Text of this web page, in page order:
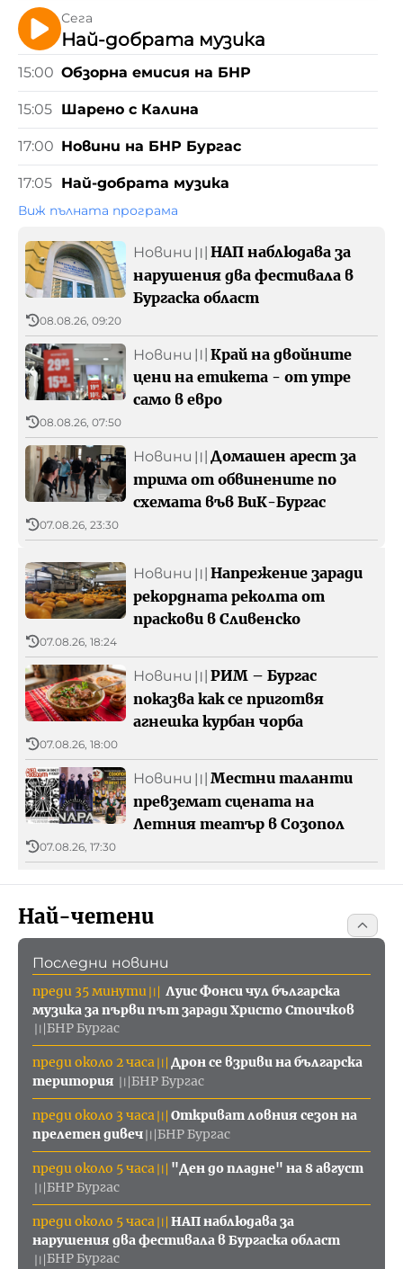
Здраве
Спорт
Приказни истории с БНР Бургас
БНР
Архивен фонд на БНР
Сега
Най-добрата музика
15:00 Обзорна емисия на БНР
15:05 Шарено с Калина
17:00 Новини на БНР Бургас
17:05 Най-добрата музика
Виж пълната програма
Новини 〣 НАП наблюдава за
нарушения два фестивала в
Бургаска област
08.08.26, 09:20
Новини 〣 Край на двойните
цени на етикета - от утре
само в евро
08.08.26, 07:50
Новини 〣 Домашен арест за
трима от обвинените по
схемата във ВиК-Бургас
07.08.26, 23:30
Новини 〣 Напрежение заради
рекордната реколта от
праскови в Сливенско
07.08.26, 18:24
Новини 〣 РИМ – Бургас
показва как се приготвя
агнешка курбан чорба
07.08.26, 18:00
Новини 〣 Местни таланти
превземат сцената на
Летния театър в Созопол
07.08.26, 17:30
Най-четени
Последни новини
преди 35 минути 〣 Луис Фонси чул българска
музика за първи път заради Христо Стоичков
〣БНР Бургас
преди около 2 часа〣 Дрон се взриви на българска
територия 〣БНР Бургас
преди около 3 часа〣 Откриват ловния сезон на
прелетен дивеч〣БНР Бургас
преди около 5 часа〣 "Ден до пладне" на 8 август
〣 БНР Бургас
преди около 5 часа〣 НАП наблюдава за
нарушения два фестивала в Бургаска област
〣БНР Бургас